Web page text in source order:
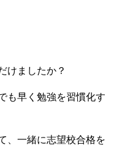
けましたか？
も早く勉強を習慣化す
、一緒に志望校合格を